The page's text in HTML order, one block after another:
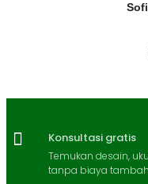
Konsultasi gratis
Temukan desain,
tanpa biaya